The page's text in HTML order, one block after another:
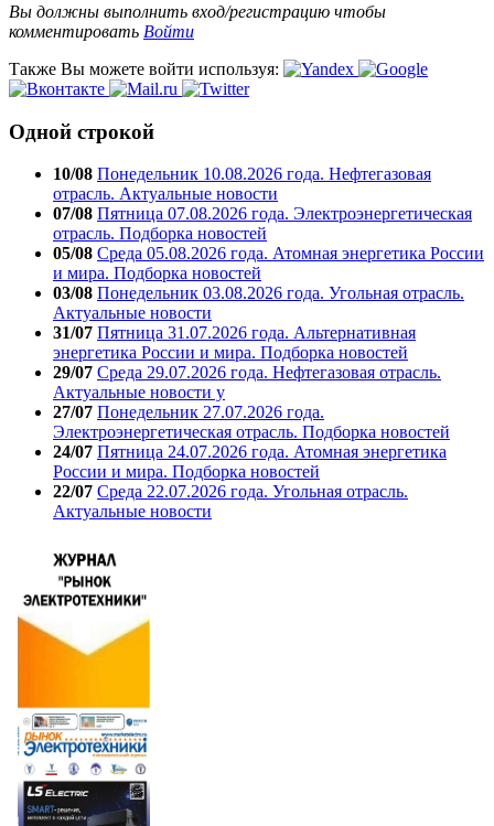
Вы должны выполнить вход/регистрацию чтобы
комментировать Войти
Также Вы можете войти используя:
Одной строкой
10/08 Понедельник 10.08.2026 года. Нефтегазовая
отрасль. Актуальные новости
07/08 Пятница 07.08.2026 года. Электроэнергетическая
отрасль. Подборка новостей
05/08 Среда 05.08.2026 года. Атомная энергетика России
и мира. Подборка новостей
03/08 Понедельник 03.08.2026 года. Угольная отрасль.
Актуальные новости
31/07 Пятница 31.07.2026 года. Альтернативная
энергетика России и мира. Подборка новостей
29/07 Среда 29.07.2026 года. Нефтегазовая отрасль.
Актуальные новости у
27/07 Понедельник 27.07.2026 года.
Электроэнергетическая отрасль. Подборка новостей
24/07 Пятница 24.07.2026 года. Атомная энергетика
России и мира. Подборка новостей
22/07 Среда 22.07.2026 года. Угольная отрасль.
Актуальные новости